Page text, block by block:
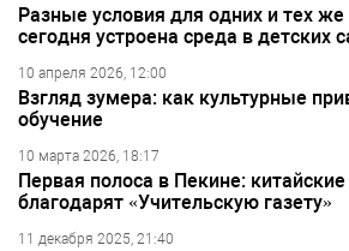
Разные условия для одних и тех же
сегодня устроена среда в детских
10 апреля 2026, 12:00
Взгляд зумера: как культурные
обучение
10 марта 2026, 18:17
Первая полоса в Пекине: китайские
благодарят «Учительскую газету»
11 декабря 2025, 21:40